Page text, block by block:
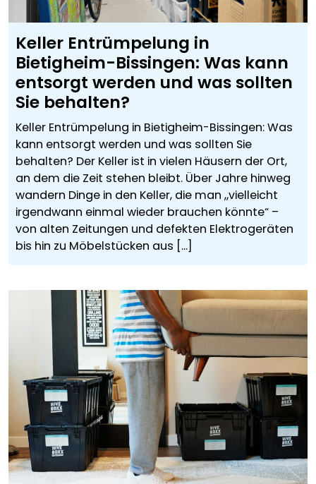
Keller Entrümpelung in
Bietigheim-Bissingen: Was kann
entsorgt werden und was sollten
Sie behalten?
Keller Entrümpelung in Bietigheim-Bissingen: Was
kann entsorgt werden und was sollten Sie
behalten? Der Keller ist in vielen Häusern der Ort,
an dem die Zeit stehen bleibt. Über Jahre hinweg
wandern Dinge in den Keller, die man „vielleicht
irgendwann einmal wieder brauchen könnte“ –
von alten Zeitungen und defekten Elektrogeräten
bis hin zu Möbelstücken aus [...]